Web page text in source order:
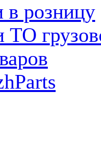
в розницу
ТО